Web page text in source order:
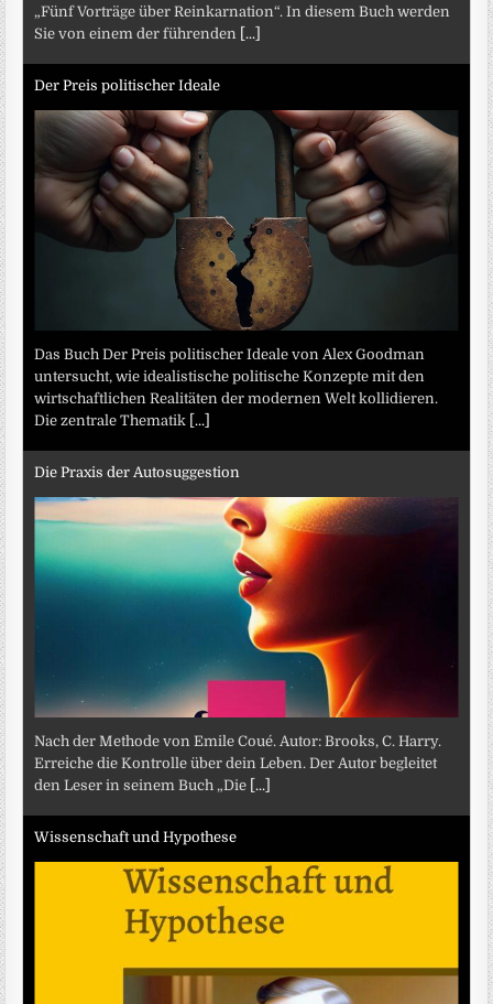
„Fünf Vorträge über Reinkarnation“. In diesem Buch werden
Sie von einem der führenden [...]
Der Preis politischer Ideale
Das Buch Der Preis politischer Ideale von Alex Goodman
untersucht, wie idealistische politische Konzepte mit den
wirtschaftlichen Realitäten der modernen Welt kollidieren.
Die zentrale Thematik [...]
Die Praxis der Autosuggestion
Nach der Methode von Emile Coué. Autor: Brooks, C. Harry.
Erreiche die Kontrolle über dein Leben. Der Autor begleitet
den Leser in seinem Buch „Die [...]
Wissenschaft und Hypothese